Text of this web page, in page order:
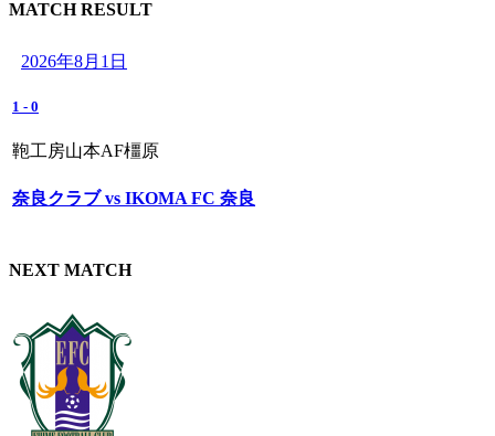
MATCH RESULT
2026年8月1日
1 - 0
鞄工房山本AF橿原
奈良クラブ vs IKOMA FC 奈良
NEXT MATCH